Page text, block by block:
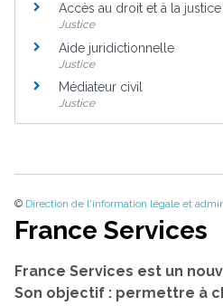
Accès au droit et à la justice
Justice
Aide juridictionnelle
Justice
Médiateur civil
Justice
© Direction de l'information légale et
France Services
France Services est un
Son objectif : permettre à